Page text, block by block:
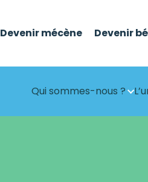
Devenir mécène Devenir
Qui sommes-nous ?